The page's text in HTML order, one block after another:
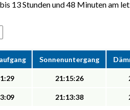
13 Stunden und 48 Minuten am
Sonnenuntergang
21:15:26
21:13:38